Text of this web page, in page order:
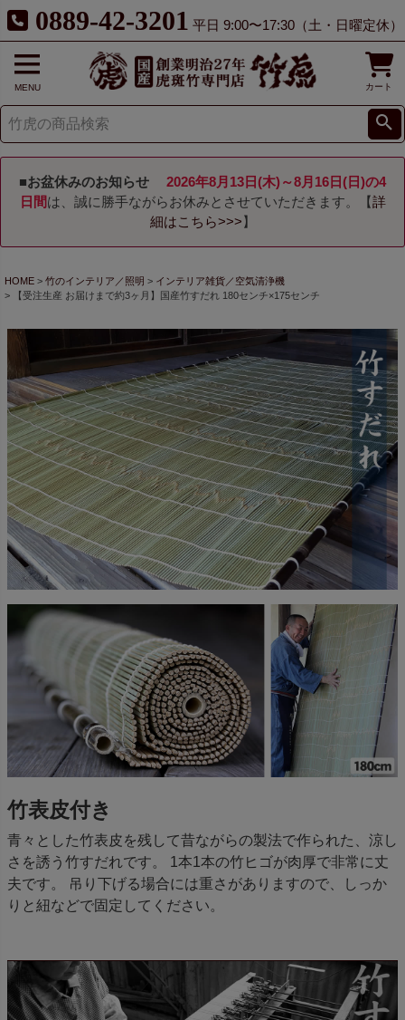
0889-42-3201 平日 9:00〜17:30（土・日曜定休）
MENU カート
■お盆休みのお知らせ
2026年8月13日(木)～8月16日(日)の4
日間は、誠に勝手ながらお休みとさせていただきます。【詳
細はこちら>>> 】
HOME 竹のインテリア／照明
インテリア雑貨／空気清浄機
【受注生産 お届けまで約3ヶ月】国産竹すだれ 180センチ×175センチ
竹表皮付き
青々とした竹表皮を残して昔ながらの製法で作られた、涼し
さを誘う竹すだれです。 1本1本の竹ヒゴが肉厚で非常に丈
夫です。 吊り下げる場合には重さがありますので、しっか
りと紐などで固定してください。